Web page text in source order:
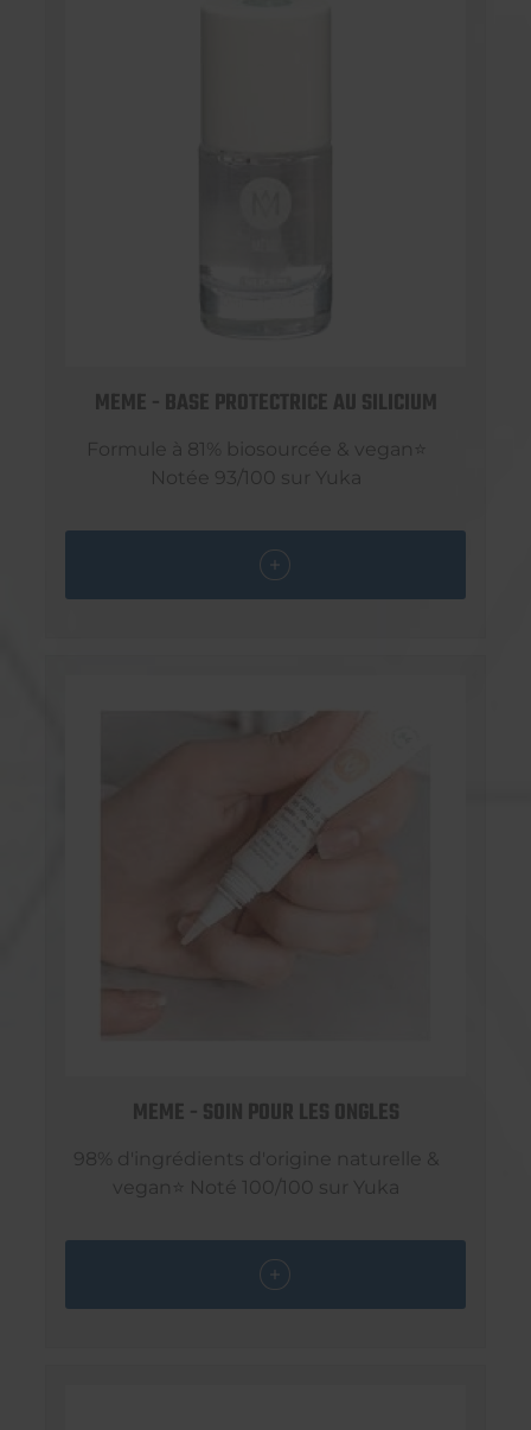
MEME - BASE PROTECTRICE AU SILICIUM
Formule à 81% biosourcée & vegan⭐
Notée 93/100 sur Yuka
MEME - SOIN POUR LES ONGLES
98% d'ingrédients d'origine naturelle &
vegan⭐ Noté 100/100 sur Yuka